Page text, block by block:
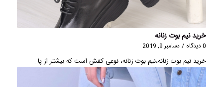
خرید نیم بوت زنانه
0 دیدگاه / دسامبر 9, 2019
خرید نیم بوت زنانه،نیم بوت زنانه، نوعی کفش است که بیشتر از پا…